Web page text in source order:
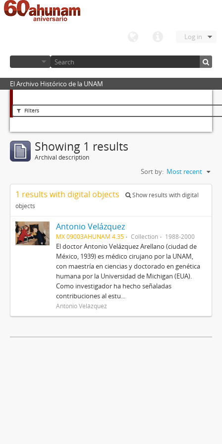
Log in
El Archivo Histórico de la UNAM
Filters
Showing 1 results
Archival description
Sort by: Most recent
1 results with digital objects
Show results with digital
objects
Antonio Velázquez
MX 09003AHUNAM 4.35 Collection 1988-2000
El doctor Antonio Velázquez Arellano (ciudad de
México, 1939) es médico cirujano por la UNAM,
con maestría en ciencias y doctorado en genética
humana por la Universidad de Michigan (EUA).
Como investigador ha hecho señaladas
contribuciones al estu...
Antonio Velázquez